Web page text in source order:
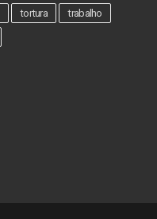
tortura
trabalho